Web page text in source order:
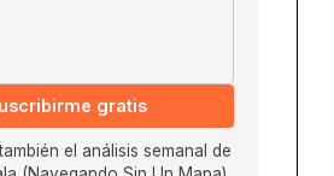
gratis
el análisis semanal de